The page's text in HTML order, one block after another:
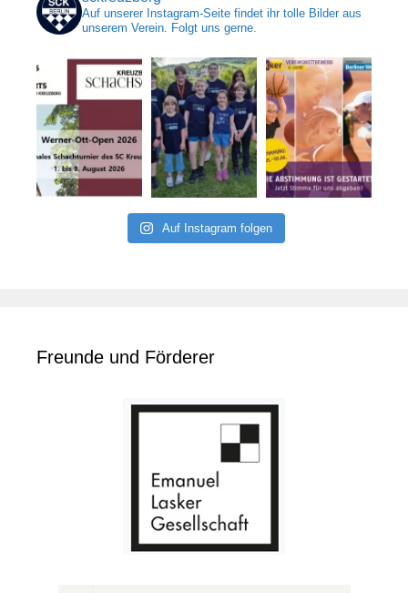
Auf unserer Instagram-Seite findet ihr tolle Bilder aus
unserem Verein. Folgt uns gerne.
Auf Instagram folgen
Freunde und Förderer